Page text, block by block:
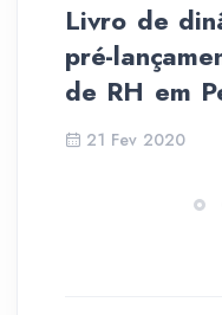
Livro de
pré-
de RH em
21 Fev 2020